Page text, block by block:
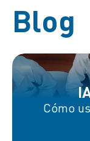
Blog
Cómo